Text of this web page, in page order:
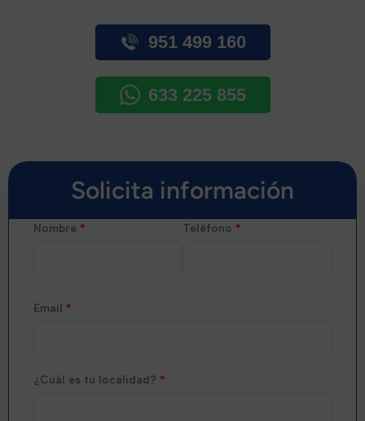
951 499 160
633 225 855
Solicita información
Nombre * Teléfono *
Email *
¿Cuál es tu localidad? *